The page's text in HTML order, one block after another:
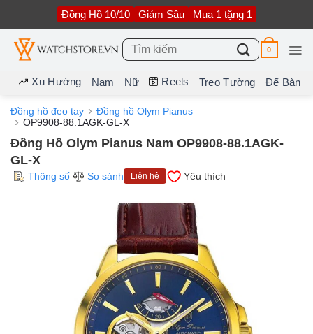
nội
dung
Đồng Hồ 10/10 Giảm Sâu Mua 1 tặng 1
Tìm
kiếm:
0
Xu Hướng Nam Nữ Reels Treo Tường Để Bàn
Đồng hồ đeo tay
Đồng hồ Olym Pianus
OP9908-88.1AGK-GL-X
Đồng Hồ Olym Pianus Nam OP9908-88.1AGK-
GL-X
Thông số So sánh Liên hệ Yêu thích